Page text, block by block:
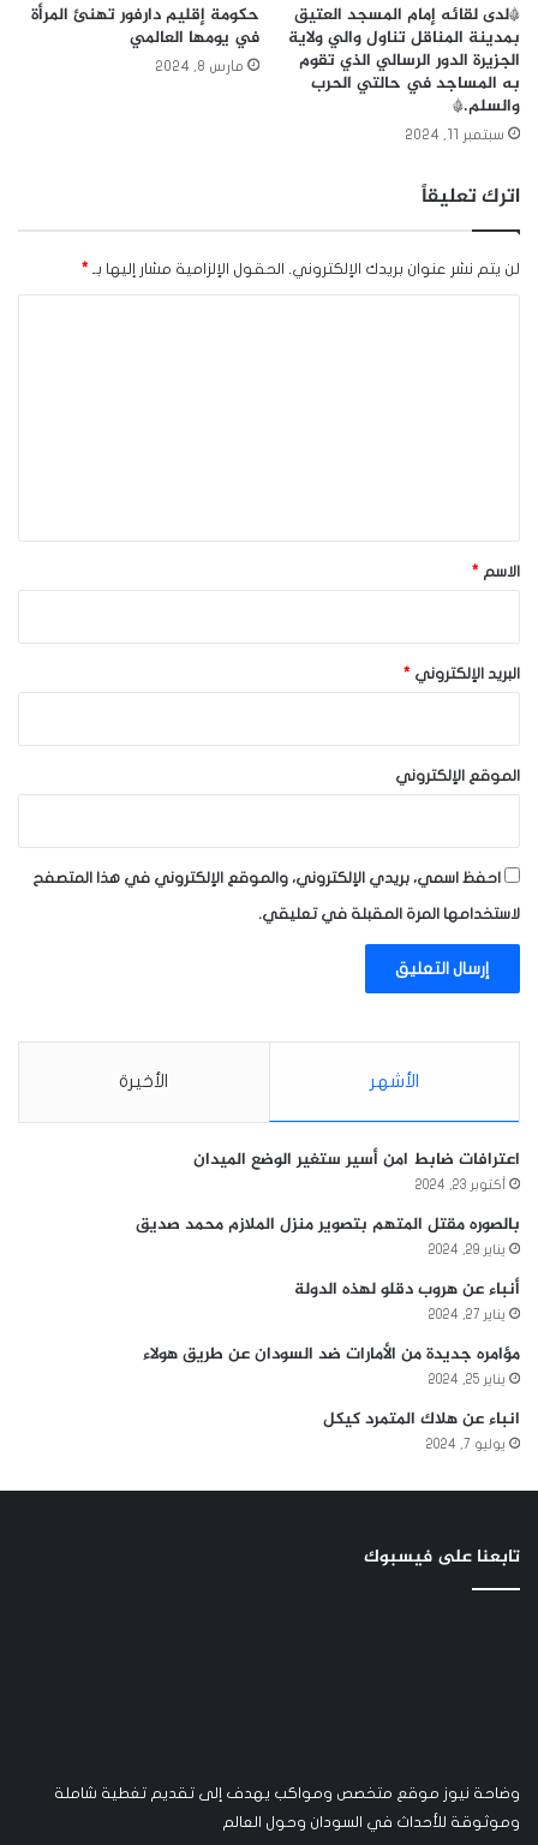
*لدى لقائه إمام المسجد العتيق
بمدينة المناقل تناول والي ولاية
الجزيرة الدور الرسالي الذي تقوم
به المساجد في حالتي الحرب
والسلم.*
سبتمبر 11, 2024
حكومة إقليم دارفور تهنئ المرأة
في يومها العالمي
مارس 8, 2024
اترك تعليقاً
لن يتم نشر عنوان بريدك الإلكتروني. الحقول الإلزامية مشار إليها بـ *
*الاسم *
البريد الإلكتروني *
الموقع الإلكتروني
احفظ اسمي، بريدي الإلكتروني، والموقع الإلكتروني في هذا المتصفح
لاستخدامها المرة المقبلة في تعليقي.
الأشهر الأخيرة
اعترافات ضابط امن أسير ستغير الوضع الميدان
أكتوبر 23, 2024
بالصوره مقتل المتهم بتصوير منزل الملازم محمد صديق
يناير 29, 2024
أنباء عن هروب دقلو لهذه الدولة
يناير 27, 2024
مؤامره جديدة من الأمارات ضد السودان عن طريق هولاء
يناير 25, 2024
انباء عن هلاك المتمرد كيكل
يوليو 7, 2024
تابعنا على فيسبوك
وضاحة نيوز موقع متخصص ومواكب يهدف إلى تقديم تغطية شاملة
وموثوقة للأحداث في السودان وحول العالم